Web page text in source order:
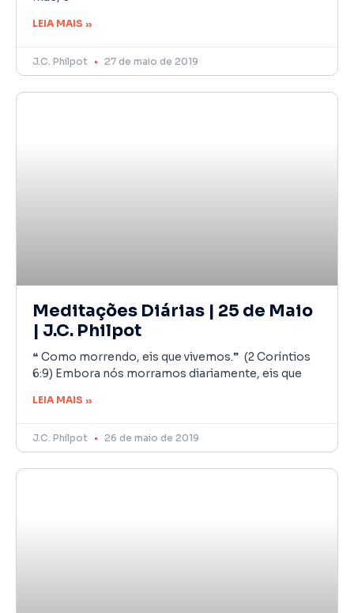
LEIA MAIS »
J.C. Philpot 27 de maio de 2019
Meditações Diárias | 25 de Maio
| J.C. Philpot
❝ Como morrendo, eis que vivemos.❞ (2 Coríntios
6:9) Embora nós morramos diariamente, eis que
LEIA MAIS »
J.C. Philpot 26 de maio de 2019